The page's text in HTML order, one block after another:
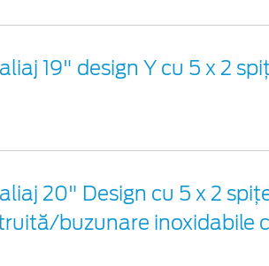
19" design Y cu 5 x 2
20" Design cu 5 x 2
buzunare inoxidabile